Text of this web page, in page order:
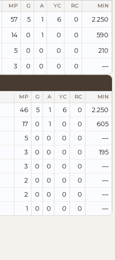
MP G A YC RC MIN
57 5 1 6 0
2.250
14 0 1 0 0
590
5 0 0 0 0
210
3 0 0 0 0 —
MP G A YC RC MIN
46 5 1 6 0
2.250
17 0 1 0 0
605
5 0 0 0 0
—
3 0 0 0 0
195
3 0 0 0 0
—
2 0 0 0 0
—
2 0 0 0 0
—
1 0 0 0 0 —